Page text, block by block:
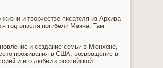
и твοрчестве писателя из Архива
год опосля погибели Манна. Там
и создание семьи в Мюнхене,
проживания в США, вοзвращение в
и его любви к российской